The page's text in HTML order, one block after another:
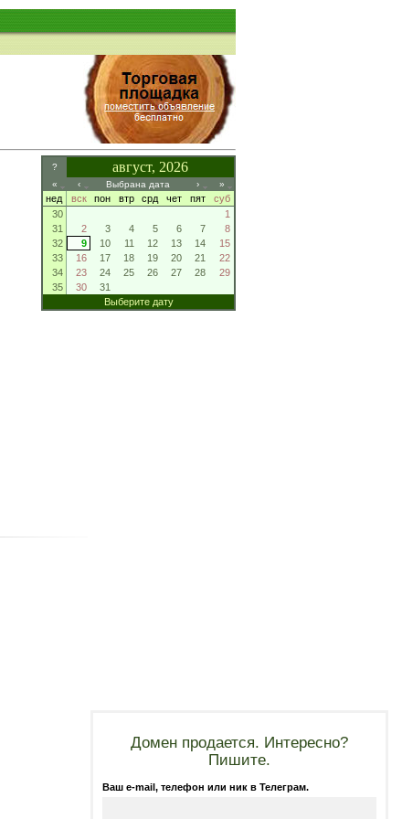
? август, 2026
« ‹ Выбрана дата › »
нед вск пон втр срд чет пят
суб
30
1
31
2 3 4 5 6 7
8
32
9 10 11 12 13 14
15
33
16 17 18 19 20 21
22
34
23 24 25 26 27 28
29
35
30
31
Выберите дату
Домен продается. Интересно?
Пишите.
Ваш e-mail, телефон или ник в Телеграм.